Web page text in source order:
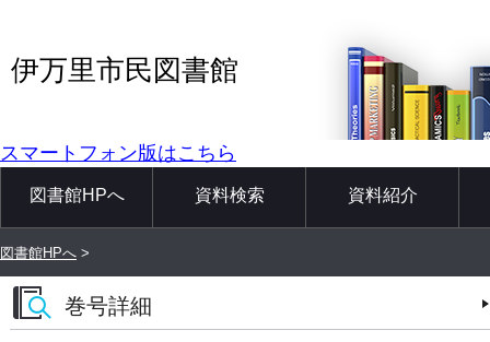
伊万里市民図書館
スマートフォン版はこちら
図書館HPへ 資料検索 資料紹介
図書館HPへ >
巻号詳細